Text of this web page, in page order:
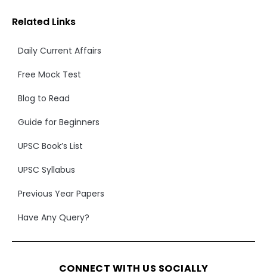
Related Links
Daily Current Affairs
Free Mock Test
Blog to Read
Guide for Beginners
UPSC Book’s List
UPSC Syllabus
Previous Year Papers
Have Any Query?
CONNECT WITH US SOCIALLY